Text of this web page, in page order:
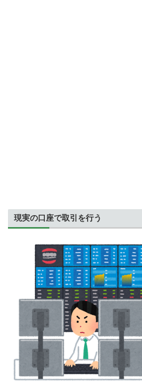
現実の口座で取引を行う